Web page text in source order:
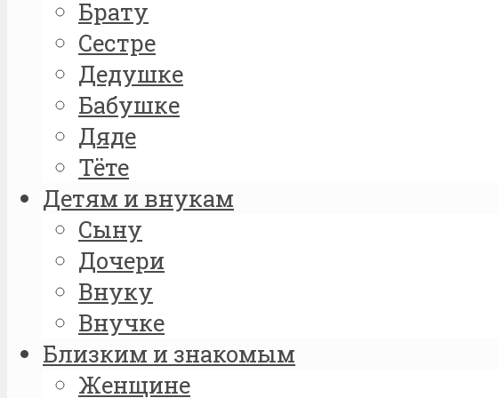
Брату
Сестре
Дедушке
Бабушке
Дяде
Тёте
Детям и внукам
Сыну
Дочери
Внуку
Внучке
Близким и знакомым
Женщине